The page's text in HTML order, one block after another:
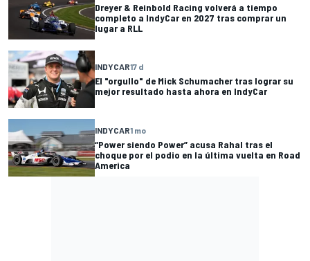
Dreyer & Reinbold Racing volverá a tiempo
completo a IndyCar en 2027 tras comprar un
lugar a RLL
INDYCAR17 d
El "orgullo" de Mick Schumacher tras lograr su
mejor resultado hasta ahora en IndyCar
INDYCAR1 mo
“Power siendo Power” acusa Rahal tras el
choque por el podio en la última vuelta en Road
America